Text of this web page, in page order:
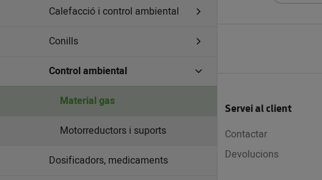
Calefacció i control ambiental
Conills
Control ambiental
Material gas
Motorreductors i suports
Dosificadors, medicaments
Servei al client
Contactar
Devolucions